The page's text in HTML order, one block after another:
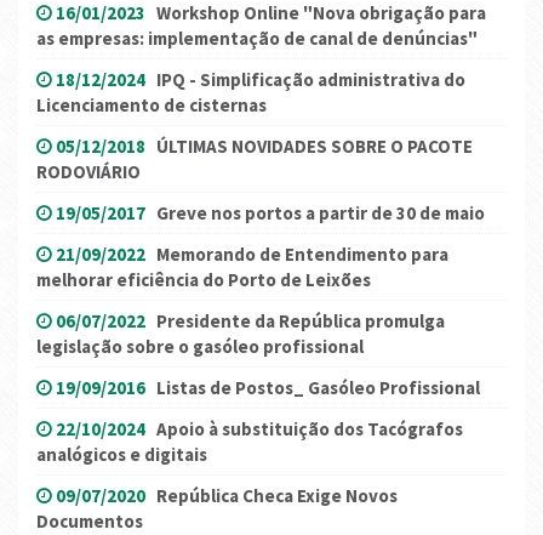
16/01/2023 Workshop Online "Nova obrigação para
as empresas: implementação de canal de denúncias"
18/12/2024 IPQ - Simplificação administrativa do
Licenciamento de cisternas
05/12/2018 ÚLTIMAS NOVIDADES SOBRE O PACOTE
RODOVIÁRIO
19/05/2017 Greve nos portos a partir de 30 de maio
21/09/2022 Memorando de Entendimento para
melhorar eficiência do Porto de Leixões
06/07/2022 Presidente da República promulga
legislação sobre o gasóleo profissional
19/09/2016 Listas de Postos_ Gasóleo Profissional
22/10/2024 Apoio à substituição dos Tacógrafos
analógicos e digitais
09/07/2020 República Checa Exige Novos
Documentos